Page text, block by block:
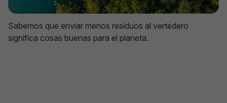
Sabemos que enviar menos residuos al vertedero
significa cosas buenas para el planeta.